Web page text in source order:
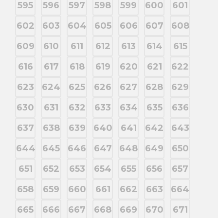
595 596 597 598 599 600
601
602
603 604 605 606 607
608
609
610 611 612 613 614
615
616
617 618 619 620 621
622
623
624 625 626 627 628
629
630
631 632 633 634 635
636
637
638 639 640 641 642
643
644
645 646 647 648 649
650
651
652 653 654 655 656
657
658
659 660 661 662 663
664
665
666 667 668 669 670 671